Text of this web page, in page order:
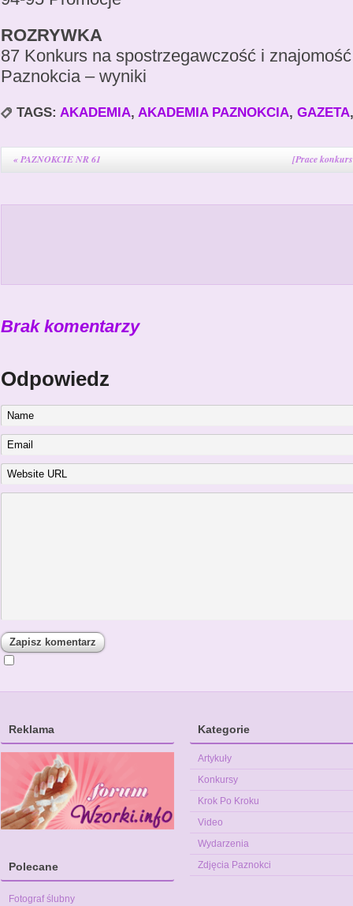
ROZRYWKA
87 Konkurs na spostrzegawczość i
Paznokcia – wyniki
TAGS: AKADEMIA, AKADEMIA PAZNOKCIA, GAZETA
«PAZNOKCIE NR 61 [Prace
Brak komentarzy
Odpowiedz
Reklama
Polecane
Fotograf ślubny
Kategorie
Artykuły
Konkursy
Krok Po Kroku
Video
Wydarzenia
Zdjęcia Paznokci